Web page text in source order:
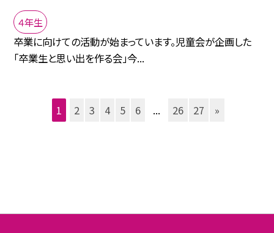
４年生
卒業に向けての活動が始まっています。児童会が企画した
「卒業生と思い出を作る会」今...
1 2 3 4 5 6 ... 26 27 »